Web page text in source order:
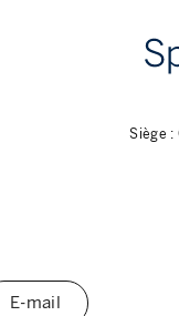
Siège :
E-mail